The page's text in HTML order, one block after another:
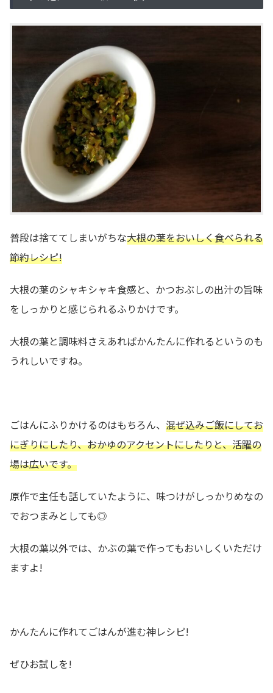
普段は捨ててしまいがちな大根の葉をおいしく食べられる
節約レシピ!
大根の葉のシャキシャキ食感と、かつおぶしの出汁の旨味
をしっかりと感じられるふりかけです。
大根の葉と調味料さえあればかんたんに作れるというのも
うれしいですね。
ごはんにふりかけるのはもちろん、 混ぜ込みご飯にしてお
にぎりにしたり、おかゆのアクセントにしたりと、活躍の
場は広いです。
原作で主任も話していたように、味つけがしっかりめなの
でおつまみとしても◎
大根の葉以外では、かぶの葉で作ってもおいしくいただけ
ますよ!
かんたんに作れてごはんが進む神レシピ!
ぜひお試しを!